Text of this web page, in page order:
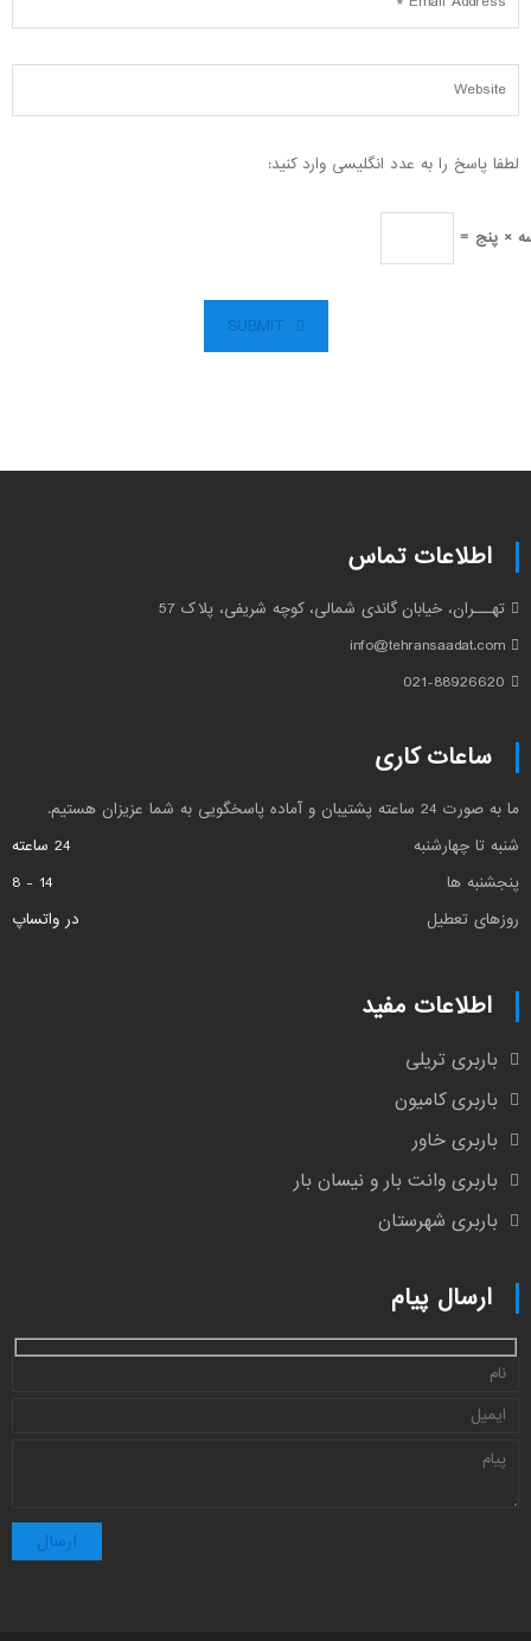
لطفا پاسخ را به عدد انگلیسی وارد کنید:
× پنج =
SUBMIT
اطلاعات تماس
تهـــران، خیابان گاندی شمالی، کوچه شریفی، پلاک 57
021-88926620
ساعات کاری
ما به صورت 24 ساعته پشتیبان و آماده پاسخگویی به شما عزیزان هستیم.
شنبه تا چهارشنبه
24 ساعته
پنجشنبه ها
14 - 8
روزهای تعطیل
در واتساپ
اطلاعات مفید
باربری تریلی
باربری کامیون
باربری خاور
باربری وانت بار و نیسان بار
باربری شهرستان
ارسال پیام